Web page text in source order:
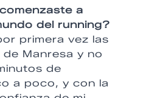
a
del running?
primera vez las
Manresa y no
de
a poco, y con la